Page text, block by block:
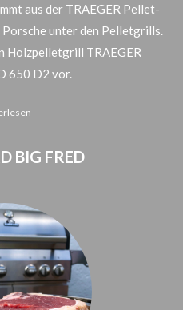
aus der TRAEGER Pellet-
unter den Pelletgrills.
Holzpelletgrill TRAEGER
650 D2 vor.
BIG FRED